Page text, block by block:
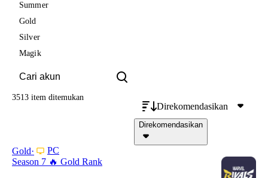
Summer
Gold
Silver
Magik
Direkomendasikan
Direkomendasikan
3513 item ditemukan
Gold
PC
Season 7 🔥 Gold Rank